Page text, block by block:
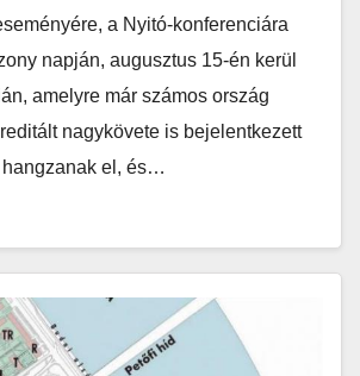
a Nyitó-konferenciára
napján, augusztus 15-én kerül
amelyre már számos ország
nagykövete is bejelentkezett
el, és…